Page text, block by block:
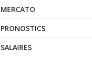
MERCATO
PRONOSTICS
SALAIRES